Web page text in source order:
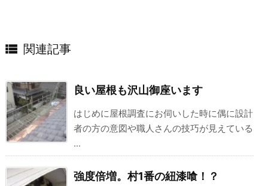
 関連記事
良い屋根も沢山御座います
はじめに屋根調査にお伺いした時に偶に設計
者の方の意図や職人さんの技巧が見えている
...
強度倍増。村1番の紐漆喰！？